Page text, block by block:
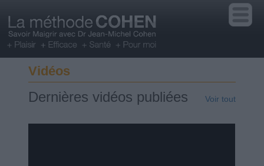
Vidéos
Dernières vidéos publiées Voir tout